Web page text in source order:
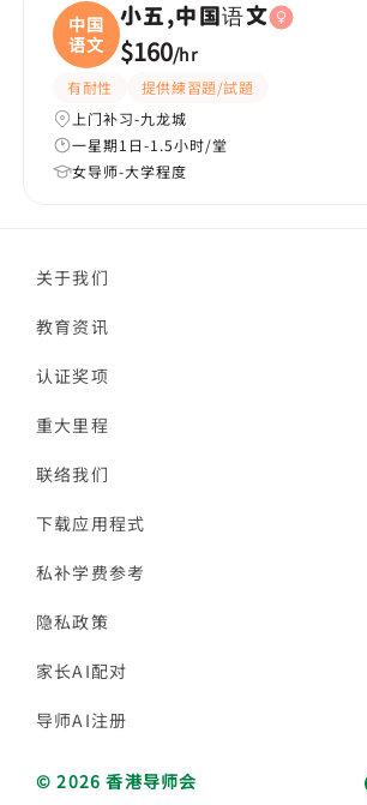
中国
语文
小五,中国语文
$160/hr
有耐性
提供練習題/試題
上门补习-九龙城
一星期1日-1.5小时/堂
女导师-大学程度
关于我们
教育资讯
认证奖项
重大里程
联络我们
下载应用程式
私补学费参考
隐私政策
家长AI配对
导师AI注册
© 2026 香港导师会